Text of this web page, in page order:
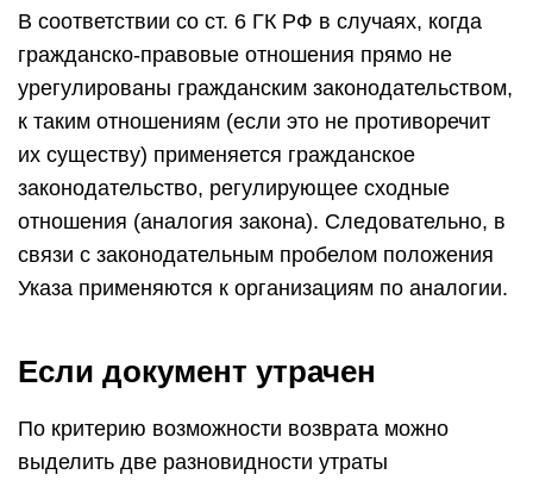
В соответствии со ст. 6 ГК РФ в случаях, когда
гражданско-правовые отношения прямо не
урегулированы гражданским законодательством,
к таким отношениям (если это не противоречит
их существу) применяется гражданское
законодательство, регулирующее сходные
отношения (аналогия закона). Следовательно, в
связи с законодательным пробелом положения
Указа применяются к организациям по аналогии.
Если документ утрачен
По критерию возможности возврата можно
выделить две разновидности утраты